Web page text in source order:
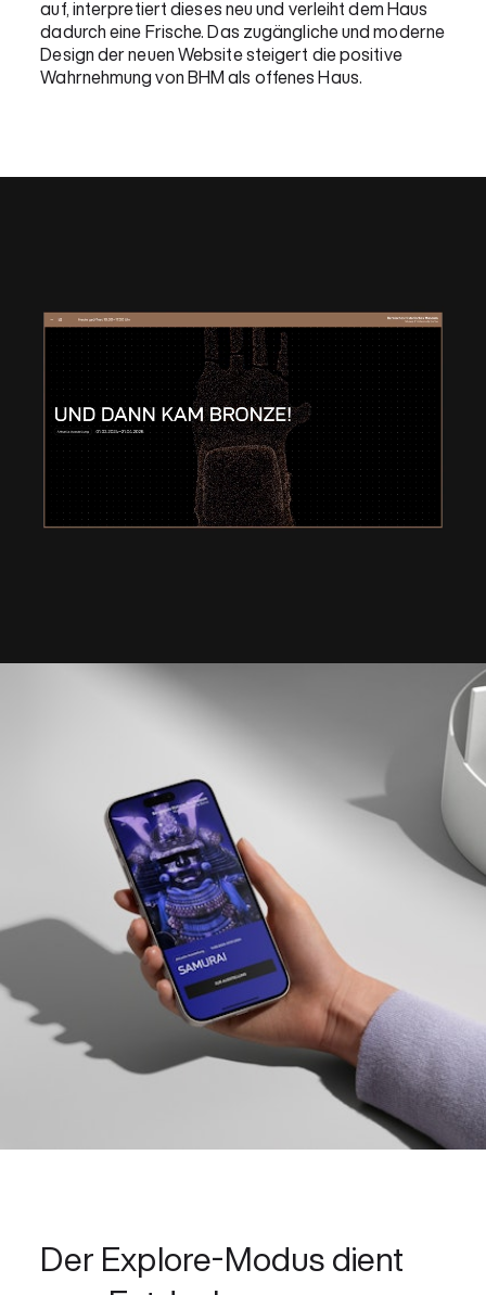
auf, interpretiert dieses neu und verleiht dem Haus
dadurch eine Frische. Das zugängliche und moderne
Design der neuen Website steigert die positive
Wahrnehmung von BHM als offenes Haus.
Der Explore-Modus dient